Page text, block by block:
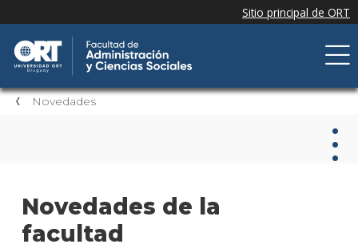
Novedades
Novedades de la
facultad